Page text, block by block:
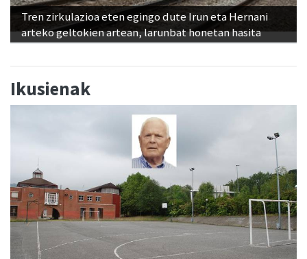
Tren zirkulazioa eten egingo dute Irun eta Hernani
arteko geltokien artean, larunbat honetan hasita
Ikusienak